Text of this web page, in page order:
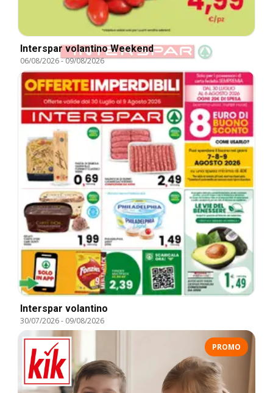
Interspar volantino Weekend
06/08/2026-09/08/2026
Interspar volantino
30/07/2026- 09/08/2026
PROMO